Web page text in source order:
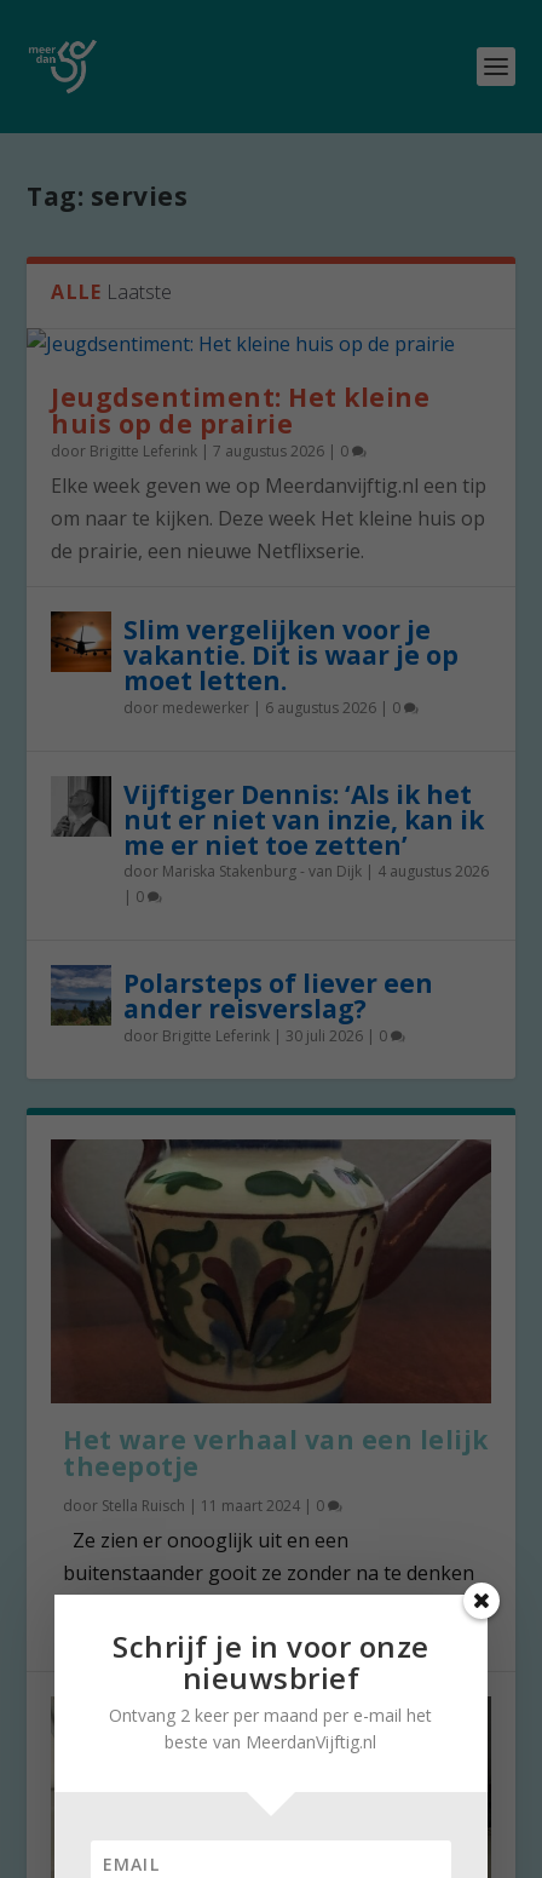
Tag: servies
ALLE Laatste
Jeugdsentiment: Het kleine
huis op de prairie
door Brigitte Leferink |7 augustus 2026 | 0
Elke week geven we op Meerdanvijftig.nl een tip
om naar te kijken. Deze week Het kleine huis op
de prairie, een nieuwe Netflixserie.
Slim vergelijken voor je
vakantie. Dit is waar je op
moet letten.
door medewerker | 6 augustus 2026 | 0
Vijftiger Dennis: ‘Als ik het
nut er niet van inzie, kan ik
me er niet toe zetten’
door Mariska Stakenburg - van Dijk | 4 augustus 2026
| 0
Polarsteps of liever een
ander reisverslag?
door Brigitte Leferink | 30 juli 2026 | 0
Het ware verhaal van een lelijk
theepotje
door Stella Ruisch | 11 maart 2024 | 0
Ze zien er onooglijk uit en een
buitenstaander gooit ze zonder na te denken
Schrijf je in voor onze
nieuwsbrief
Ontvang 2 keer per maand per e-mail het
beste van MeerdanVijftig.nl